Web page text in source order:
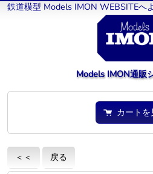
鉄道模型 Models IMON WEBSITEへ
Models IMON通販
カートを
＜＜ 戻る